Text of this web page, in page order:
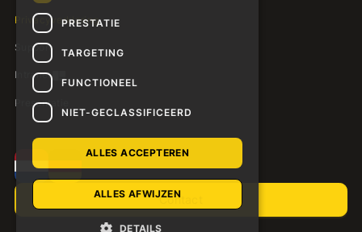
Privacyverklaring
Support
Intranet
Presentatie
Contact
PRESTATIE
TARGETING
FUNCTIONEEL
NIET-GECLASSIFICEERD
ALLES ACCEPTEREN
ALLES AFWIJZEN
DETAILS